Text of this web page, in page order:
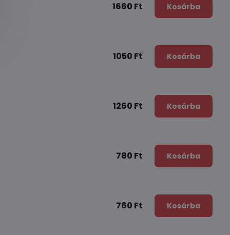
1660 Ft Kosárba
1050 Ft Kosárba
1260 Ft Kosárba
780 Ft Kosárba
760 Ft Kosárba